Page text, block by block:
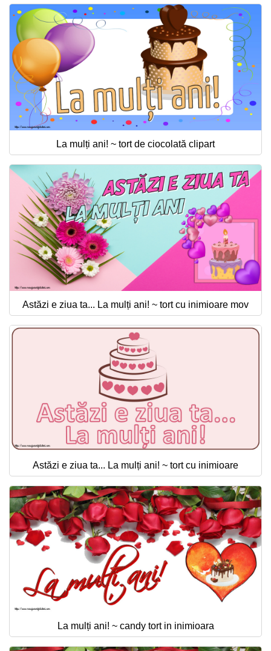
La mulți ani! ~ tort de ciocolată clipart
Astăzi e ziua ta... La mulți ani! ~ tort cu inimioare mov
Astăzi e ziua ta... La mulți ani! ~ tort cu inimioare
La mulți ani! ~ candy tort in inimioara